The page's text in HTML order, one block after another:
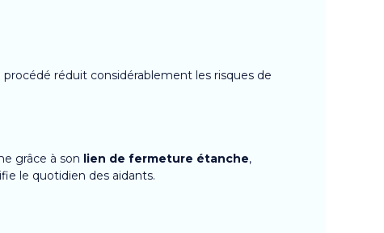
procédé réduit considérablement les risques de
grâce à son lien de fermeture étanche,
le quotidien des aidants.